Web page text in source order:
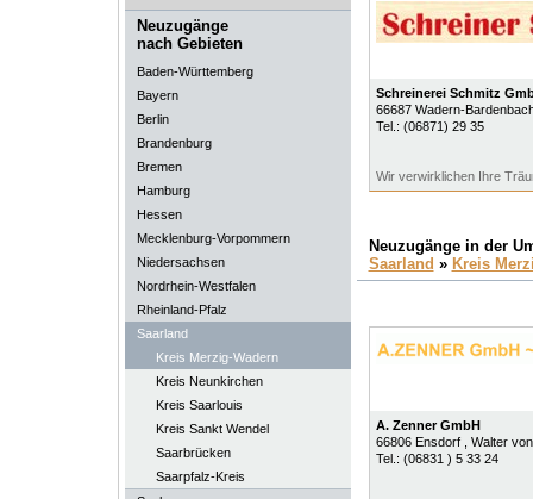
Neuzugänge
nach Gebieten
Baden-Württemberg
Bayern
Berlin
Brandenburg
Bremen
Hamburg
Hessen
Mecklenburg-Vorpommern
Niedersachsen
Nordrhein-Westfalen
Rheinland-Pfalz
Saarland
Kreis Merzig-Wadern
Kreis Neunkirchen
Kreis Saarlouis
Kreis Sankt Wendel
Saarbrücken
Saarpfalz-Kreis
Schreinerei Schmitz
66687 Wadern-
Tel.: (06871) 29 35
Wir verwirklichen Ihre
Neuzugänge in der
Saarland » Kreis
A. Zenner GmbH
66806 Ensdorf
, Walter
Tel.: (06831 ) 5 33 24